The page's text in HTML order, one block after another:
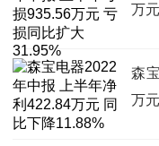
万
森
万